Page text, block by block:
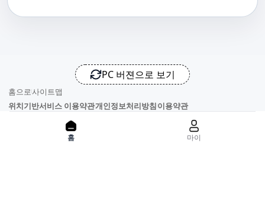
PC 버젼으로 보기
홈으로사이트맵
위치기반서비스 이용약관개인정보처리방침이용약관
홈 마이